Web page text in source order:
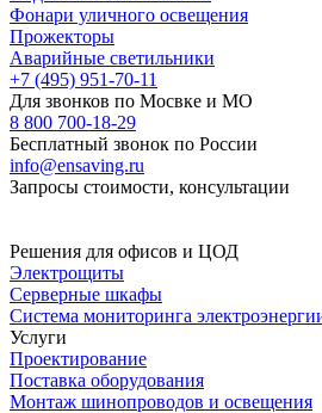
Фонари уличного освещения
Прожекторы
Аварийные светильники
+7 (495) 951-70-11
Для звонков по Мосвке и МО
8 800 700-18-29
Бесплатный звонок по России
info@ensaving.ru
Запросы стоимости, консультации
Решения для офисов и ЦОД
Электрощиты
Серверные шкафы
Система мониторинга
Услуги
Проектирование
Поставка оборудования
Монтаж шинопроводов и освещения